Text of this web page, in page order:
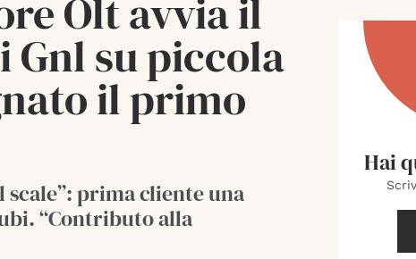
Olt avvia il
su piccola
il primo
prima cliente una
“Contributo alla
Hai